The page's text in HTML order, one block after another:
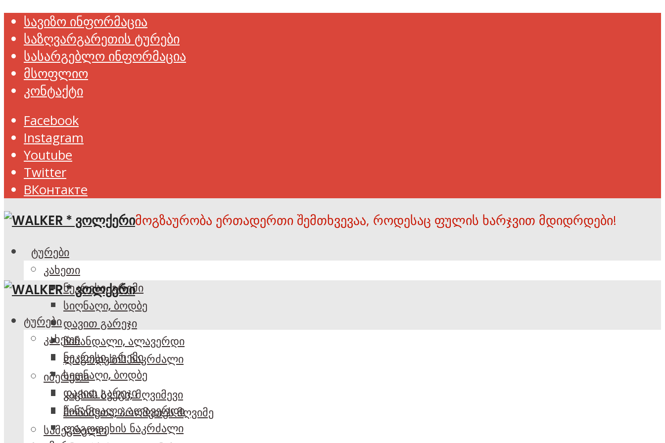
სავიზო ინფორმაცია
საზღვარგარეთის ტურები
სასარგებლო ინფორმაცია
მსოფლიო
კონტაქტი
Facebook
Instagram
Youtube
Twitter
ВКонтакте
მოგზაურობა ერთადერთი შემთხვევაა, როდესაც ფულის ხარჯვით მდიდრდები!
ტურები
კახეთი
ნეკრესი, გრემი
სიღნაღი, ბოდბე
დავით გარეჯი
წინანდალი, ალავერდი
ლაგოდეხის ნაკრძალი
იმერეთი
კაცხის სვეტი, მღვიმევი
მოწამეთა, პრომეთეს მღვიმე
სამეგრელო
ტურები
კახეთი
ნეკრესი, გრემი
სიღნაღი, ბოდბე
დავით გარეჯი
წინანდალი, ალავერდი
ლაგოდეხის ნაკრძალი